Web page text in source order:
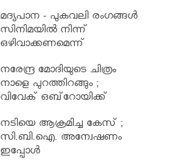
സുപ്രീംകോടതി തള്ളി!!
മദ്യപാന - പുകവലി രംഗങ്ങള്‍
സിനിമയില്‍ നിന്ന്
ഒഴിവാക്കണമെന്ന്
നരേന്ദ്ര മോദിയുടെ ചിത്രം
നാളെ പുറത്തിറങ്ങും ;
വിവേക് ഒബ്‌റോയിക്ക്
നടിയെ ആക്രമിച്ച കേസ് ;
സി.ബി.ഐ. അന്വേഷണം
ഇപ്പോള്‍